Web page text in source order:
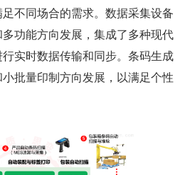
不同场合的需求。数据采集设备
功能方向发展，集成了多种现代
实时数据传输和同步。条码生成
批量印制方向发展，以满足个性